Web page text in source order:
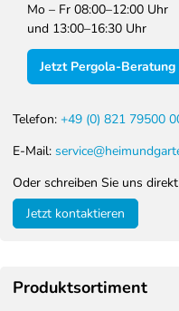
kontrolliert wird,
Lamellen verformen
undicht wird.
Integriertes
Da sich der
funktioniert der
empfohlen, eine
einzubauen.
Umgebung
Mo – Fr 08:00–12:00 Uhr
und 13:00–16:30 Uhr
Jetzt Pergola-
Telefon: +49 (0) 821 79500
E-Mail:
Oder schreiben Sie uns
Jetzt kontaktieren
Produktsortiment